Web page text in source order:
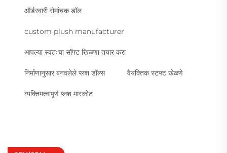
ऑर्डरवारी रोमांचक डॉल
custom plush manufacturer
आपल्या स्वतःचा सॉफ्ट खिळणा तयार करा
निर्माणानुसार बनवलेले प्लश डॉल्स वैयक्तिक स्टफ्ट खेळणे
व्यक्तिमत्वापूर्ण प्लश मास्कोट